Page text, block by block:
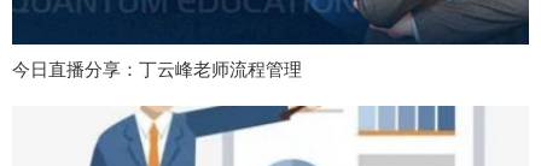
今日直播分享：丁云峰老师流程管理